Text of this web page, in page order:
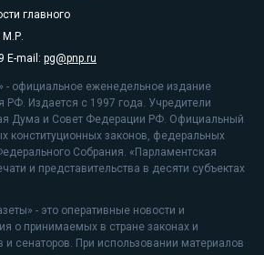
главного
М.Р.
E-mail: pg@pnp.ru
- официальное еженедельное издание
РФ. Издается с 1997 года. Учредители
Дума и Совет Федерации РФ. Официальный
конституционных законов, федеральных
Собрания. «Парламентская
и представительства в десяти субъектах
- это оперативные новости и
о принимаемых в стране законах и
и сенаторов. При использовании материалов